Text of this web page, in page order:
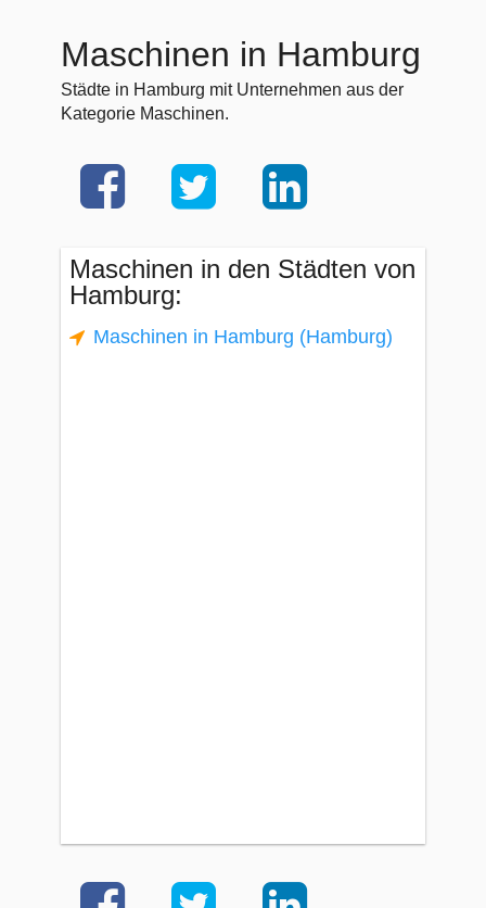
Maschinen in Hamburg
Städte in Hamburg mit Unternehmen aus der
Kategorie Maschinen.
Maschinen in den Städten von
Hamburg:
Maschinen in Hamburg (Hamburg)